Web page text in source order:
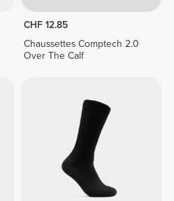
CHF 12.85
Chaussettes Comptech 2.0
Over The Calf